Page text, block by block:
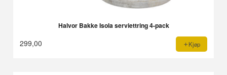
Halvor Bakke Isola serviettring 4-pack
299,00 Kjøp